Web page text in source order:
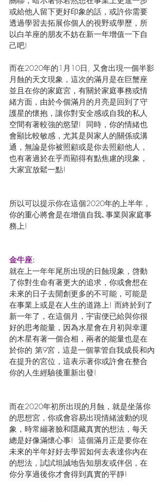
或給他人留下更好印象的話，或許你需要
透過學習去拓展你個人的視野或學歷，所
以白羊座的朋友不妨在新一年增值一下自
己吧!
而在2020年的1月10日, 又會出現一個半影
月蝕的天文現象，這次的滿月是在巨蟹座
並且在你的家庭宮，有關於家庭事務或情
緒方面，由於今個滿月的月亮是回到了守
護星的懷抱，讓你對安全感或自我的私人
空間有著較強的慾望!  同時，你的情緒也
會顯比較敏感，尤其是與家人的關係或溝
通，無論是你被照顧或是你去照顧他人，
也有著過於在乎而顯得有點焦慮的現象，
大家宜放鬆一點!
所以可以提示你在這個2020年的上半年，
你的重心將會是在增值自我､事業與家庭事
務上!
金牛座:
就在上一年年尾所出現的日蝕現象，啓動
了你對生命有著更大的追求，你或會想在
未來的日子去開創更多的不可能，可能是
在事業上或是在人生的道路上! 而終於到了
新一年了，在這個月，宇宙便已給與你很
好的思考能量，因為水星會在月初與幸運
的木星有著一個合相，兩者的能量也是在
於你的 第9宮，這是一個掌管自我成長和內
在提升的宮位，這表示著你或許會在整合
你的人生經驗後重新出發!
而在2020年初所出現的月蝕，就是坐落你
的思想宮，你或會容易出現情緒波動的現
象，時常繃著臉和隱藏真實的想法，每天
總是好像滿懷心事!  這個滿月正是要你在
未來的半年好好去學習如何去表達你內在
的想法，試試坦誠地告知朋友或伴侶，在
你分享過後你才會得到真實的平靜!